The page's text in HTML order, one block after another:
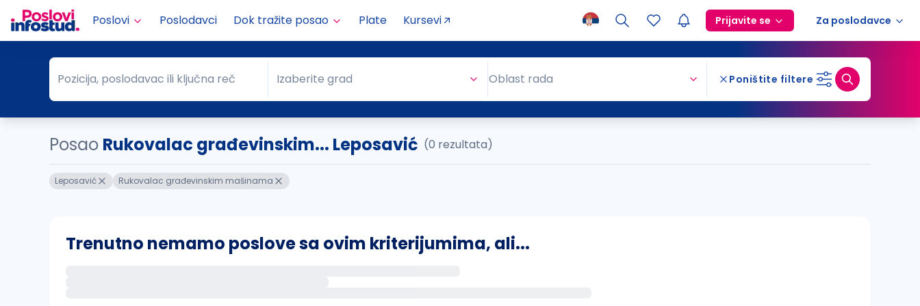
Poslovi Poslodavci Dok tražite posao Plate Kursevi Prijavite se Za poslodavce
Pozicija, poslodavac ili ključna reč
Pozicija, poslodavac ili ključna reč Grad
Izaberite grad Oblast rada Poništite filtere
Posao Rukovalac građevinskim... Leposavić (0 rezultata)
Leposavić Rukovalac građevinskim mašinama
Trenutno nemamo poslove sa ovim kriterijumima, ali...